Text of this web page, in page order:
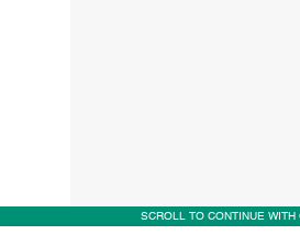
SCROLL TO CONTINUE WITH